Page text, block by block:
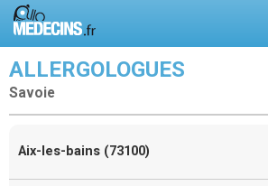
ALLERGOLOGUES
Savoie
Aix-les-bains (73100)